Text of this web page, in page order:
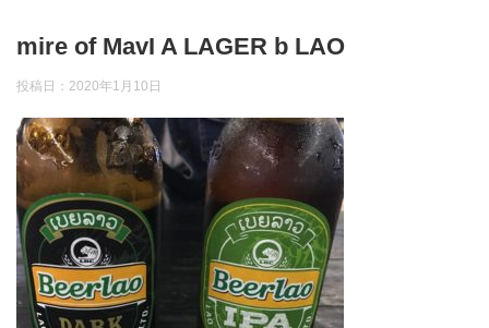
mire of MavI A LAGER b LAO
投稿日： 2020年1月10日